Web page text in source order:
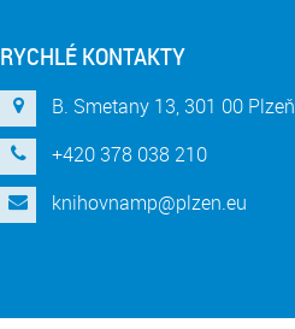
RYCHLÉ KONTAKTY
B. Smetany 13, 301 00 Plzeň
+420 378 038 210
knihovnamp@plzen.eu